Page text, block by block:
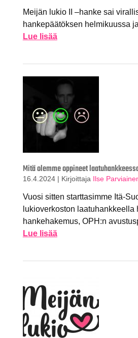
Meijän lukio II –hanke sai
hankepäätöksen helmikuussa
Lue lisää
Mitä olemme oppineet
16.4.2024 | Kirjoittaja Ilse
Vuosi sitten starttasimme Itä-
lukioverkoston laatuhankkeella
hankehakemus, OPH:n
Lue lisää